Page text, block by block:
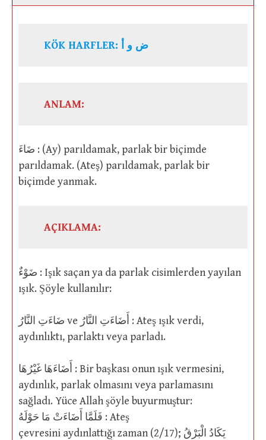
KÖK HARFLER: ض و أ
ANLAM:
ضَاءَ : (Ay) parıldamak, parlak bir biçimde
parıldamak. (Ateş) parıldamak, parlak bir
biçimde yanmak.
AÇIKLAMA:
ضَوْءٌ : Işık saçan ya da parlak cisimlerden yayılan
ışık. Şöyle kullanılır:
ضَاءَتِ النَّارُ ve أَضَاءَتِ النَّارُ : Ateş ışık verdi,
aydınlıktı, parlaktı veya parladı.
أَضَاءَهَا غَيْرُهَا : Bir başkası onun ışık vermesini,
aydınlık, parlak olmasını veya parlamasını
sağladı. Yüce Allah şöyle buyurmuştur:
فَلَمَّا أَضَاءَتْ مَا حَوْلَهُ : Ateş
çevresini aydınlattığı zaman (2/17); يَكَادُ الْبَرْقُ